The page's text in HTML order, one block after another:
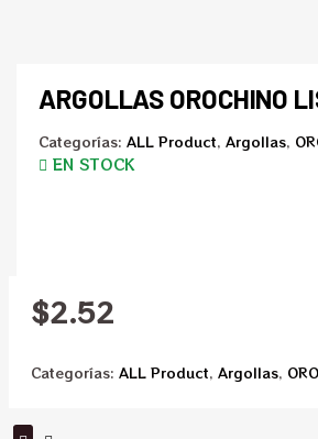
ARGOLLAS OROCHINO
Categorías: ALL Product, Argollas,
EN STOCK
$2.52
Categorías: ALL Product, Argollas,